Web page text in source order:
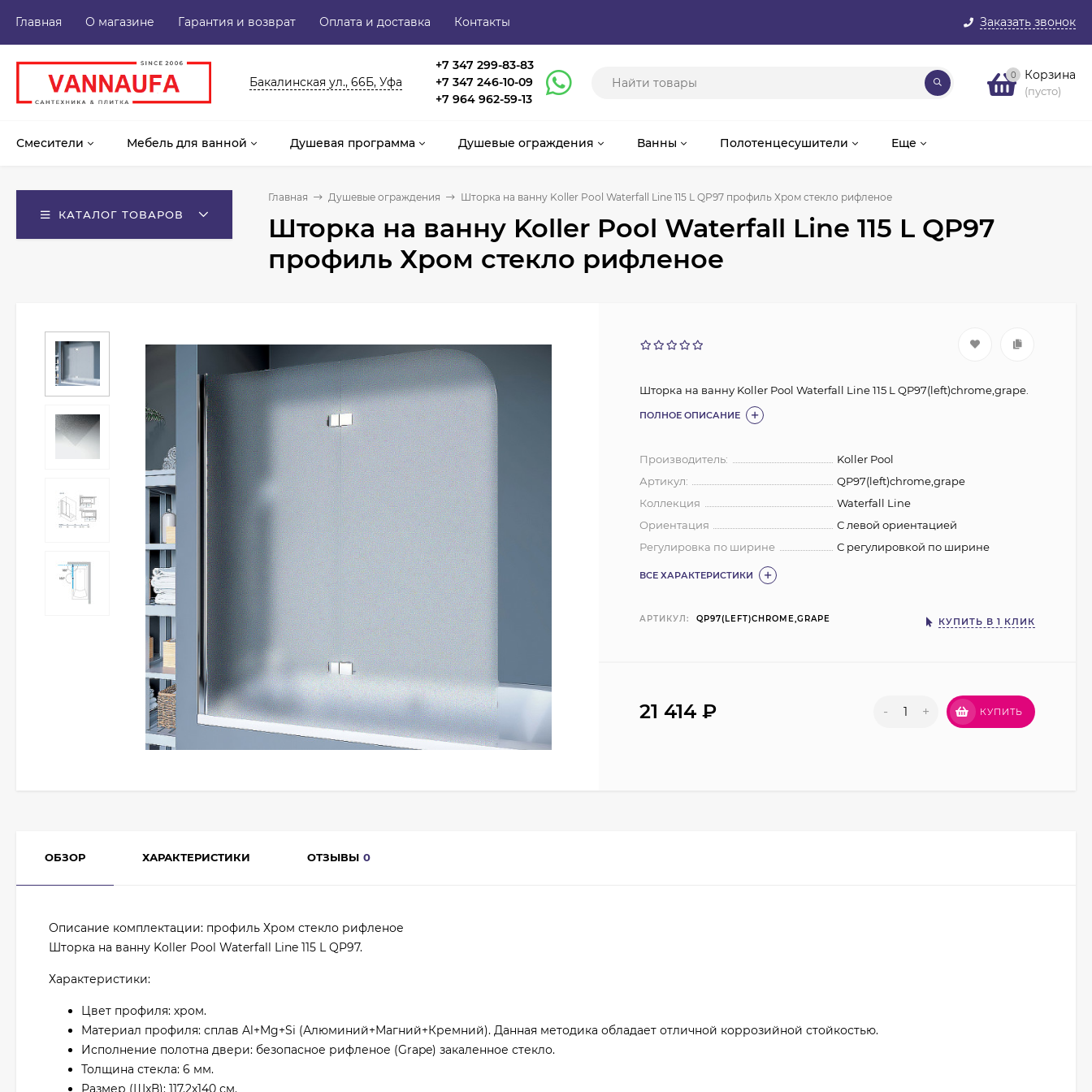
Заказать звонок
Главная О магазине Гарантия и возврат Оплата и доставка Контакты
Бакалинская ул., 66Б, Уфа
+7 347 299-83-83
+7 347 246-10-09
+7 964 962-59-13
0 Корзина
(пусто)
Смесители Мебель для ванной Душевая программа Душевые ограждения Ванны Полотенцесушители Еще
КАТАЛОГ ТОВАРОВ
Главная Душевые ограждения Шторка на ванну Koller Pool Waterfall Line 115 L QP97 профиль Хром стекло рифленое
Шторка на ванну Koller Pool Waterfall Line 115 L QP97
профиль Хром стекло рифленое
Шторка на ванну Koller Pool Waterfall Line 115 L QP97(left)chrome,grape.
ПОЛНОЕ ОПИСАНИЕ
Производитель:
Koller Pool
Артикул:
QP97(left)chrome,grape
Коллекция
Waterfall Line
Ориентация
С левой ориентацией
Регулировка по ширине
С регулировкой по ширине
ВСЕ ХАРАКТЕРИСТИКИ
АРТИКУЛ: QP97(LEFT)CHROME,GRAPE КУПИТЬ В 1 КЛИК
21 414₽ - + КУПИТЬ
ОБЗОР ХАРАКТЕРИСТИКИ ОТЗЫВЫ 0
Описание комплектации: профиль Хром стекло рифленое
Шторка на ванну Koller Pool Waterfall Line 115 L QP97.
Характеристики:
Цвет профиля: хром.
Материал профиля: сплав Al+Mg+Si (Алюминий+Магний+Кремний). Данная методика обладает отличной коррозийной стойкостью.
Исполнение полотна двери: безопасное рифленое (Grape) закаленное стекло.
Толщина стекла: 6 мм.
Размер (ШxВ): 117.2x140 см.